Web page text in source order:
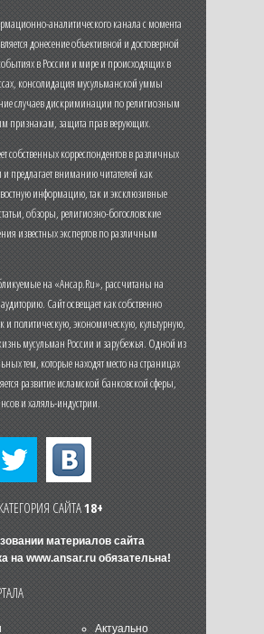
аналитического канала с момента
донесение объективной и достоверной
в России и мире и происходящих в
консолидация мусульманской уммы
случаев дискриминации по религиозным
признакам, защита прав верующих.
собственных корреспондентов в различных
и предлагает вниманию читателей как
информацию, так и эксклюзивные
обзоры, религиозно-богословские
известных экспертов по различным
на «Ансар.Ru», рассчитаны на
Сайт освещает как собственно
и политическую, экономическую, культурную,
мусульман России и зарубежья. Одной из
тем, которые находят место на страницах
развитие исламской банковской сферы,
и халяль-индустрии.
САЙТА18+
материалов сайта
на www.ansar.ruобязательна!
Актуально